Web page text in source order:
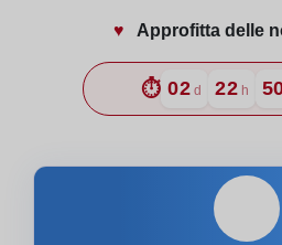
♥️ Approfitta delle
⏱️ 02 d 22 h